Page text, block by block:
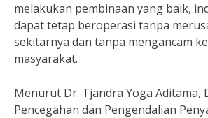
melakukan pembinaan yang baik,
dapat tetap beroperasi tanpa
sekitarnya dan tanpa mengancam
masyarakat.
Menurut Dr. Tjandra Yoga Aditama,
Pencegahan dan Pengendalian